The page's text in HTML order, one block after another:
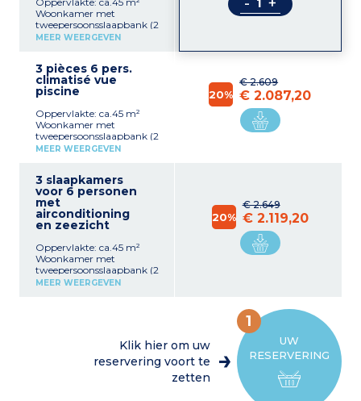
enkele bedden op
aanvraag)
Badkamer met bad of
douche
Woonkamer met
tweepersoonsslaapbank (2
aparte matrassen) Volledig
gecombineerde
magnetron,
koffiezetapparaat,
met 1 tweepersoonsbed (of
2 enkele bedden op
aanvraag)
Badkamer met ligbad
MEER WEERGEVEN
3 pièces 6 pers.
climatisé vue
piscine
Oppervlakte: ca.45 m²
Woonkamer met
tweepersoonsslaapbank (2
aparte matrassen)
kookplaat, gecombineerde
magnetron,
koffiezetapparaat,
koelkast) 2 slaapkamers
met 1 tweepersoonsbed (of
aanvraag)
Badkamer met ligbad
MEER WEERGEVEN
€ 2.609
20% € 2.087,20
3 slaapkamers
voor 6 personen
met
airconditioning
en zeezicht
Oppervlakte: ca.45 m²
Woonkamer met
tweepersoonsslaapbank (2
aparte matrassen)
koelkast) 2 slaapkamers
met 1 tweepersoonsbed (of
MEER WEERGEVEN
€ 2.649
20% € 2.119,20
UW
RESERVERING
1
Klik hier om uw
reservering voort te
zetten